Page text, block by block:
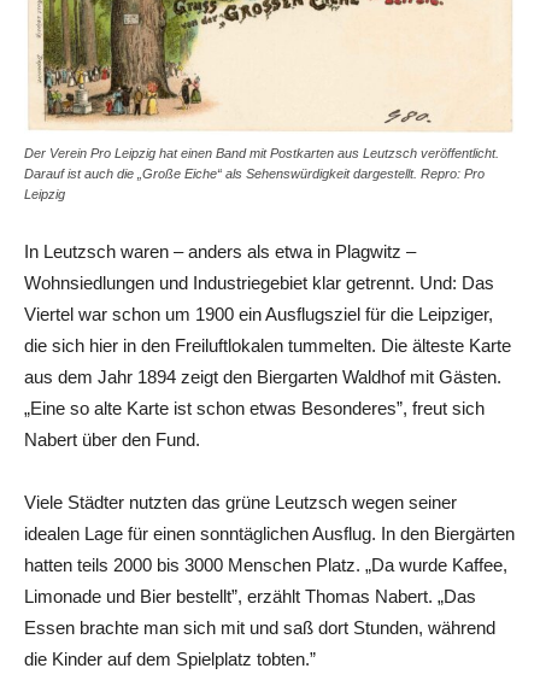
Der Verein Pro Leipzig hat einen Band mit Postkarten aus Leutzsch veröffentlicht.
Darauf ist auch die „Große Eiche“ als Sehenswürdigkeit dargestellt. Repro: Pro
Leipzig
In Leutzsch waren – anders als etwa in Plagwitz –
Wohnsiedlungen und Industriegebiet klar getrennt. Und: Das
Viertel war schon um 1900 ein Ausflugsziel für die Leipziger,
die sich hier in den Freiluftlokalen tummelten. Die älteste Karte
aus dem Jahr 1894 zeigt den Biergarten Waldhof mit Gästen.
„Eine so alte Karte ist schon etwas Besonderes”, freut sich
Nabert über den Fund.
Viele Städter nutzten das grüne Leutzsch wegen seiner
idealen Lage für einen sonntäglichen Ausflug. In den Biergärten
hatten teils 2000 bis 3000 Menschen Platz. „Da wurde Kaffee,
­Limonade und Bier bestellt”, erzählt Thomas Nabert. „Das
Essen brachte man sich mit und saß dort Stunden, während
die Kinder auf dem Spielplatz tobten.”